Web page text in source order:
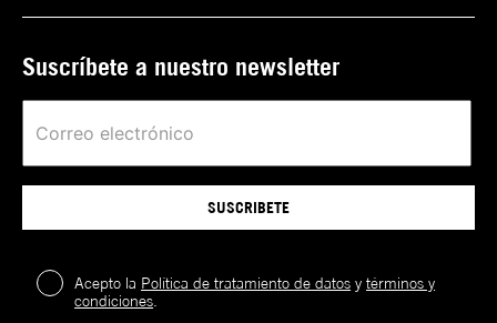
Suscríbete a nuestro newsletter
SUSCRIBETE
Acepto la Política de tratamiento de datos ytérminos y
condiciones